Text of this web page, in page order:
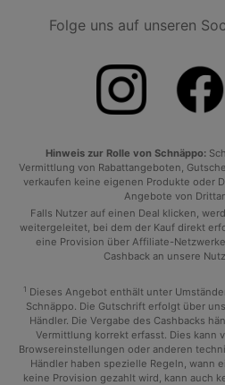
Folge uns auf unseren
Hinweis zur Rolle von Schnäppo:
Vermittlung von Rabattangeboten,
verkaufen keine eigenen Produkte oder
Angebote von
Falls Nutzer auf einen Deal klicken,
weitergeleitet, bei dem der Kauf direkt
eine Provision über Affiliate-
Cashback an unsere
1 Dieses Angebot enthält unter
Schnäppo. Die Gutschrift erfolgt über
Händler. Die Vergabe des Cashbacks
Vermittlung korrekt erfasst. Dies kann
Browsereinstellungen oder anderen
Händler haben spezielle Regeln, wann
keine Provision gezahlt wird, kann auch